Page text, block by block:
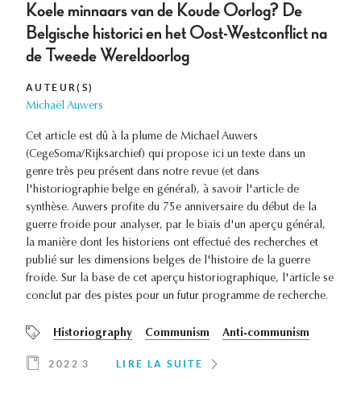
Koele minnaars van de Koude Oorlog? De
Belgische historici en het Oost-Westconflict na
de Tweede Wereldoorlog
AUTEUR(S)
Michaël Auwers
Cet article est dû à la plume de Michael Auwers
(CegeSoma/Rijksarchief) qui propose ici un texte dans un
genre très peu présent dans notre revue (et dans
l'historiographie belge en général), à savoir l'article de
synthèse. Auwers profite du 75e anniversaire du début de la
guerre froide pour analyser, par le biais d'un aperçu général,
la manière dont les historiens ont effectué des recherches et
publié sur les dimensions belges de l'histoire de la guerre
froide. Sur la base de cet aperçu historiographique, l'article se
conclut par des pistes pour un futur programme de recherche.
Historiography Communism Anti-communism
2022 3 LIRE LA SUITE